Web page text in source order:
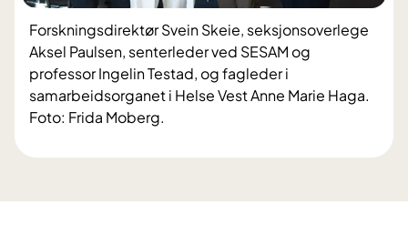
Forskningsdirektør Svein Skeie, seksjonsoverlege
Aksel Paulsen, senterleder ved SESAM og
professor Ingelin Testad, og fagleder i
samarbeidsorganet i Helse Vest Anne Marie Haga.
Foto: Frida Moberg.